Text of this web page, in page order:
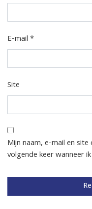
E-mail*
Site
Mijn naam, e-mail en
volgende keer wanneer